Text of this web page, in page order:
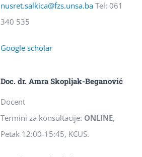
nusret.salkica@fzs.unsa.ba Tel: 061
340 535
Google scholar
Doc. dr. Amra Skopljak-Beganović
Docent
Termini za konsultacije: ONLINE,
Petak 12:00-15:45, KCUS.